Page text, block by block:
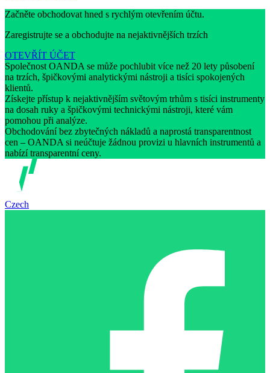
Začněte obchodovat hned s rychlým otevřením účtu.
Zaregistrujte se a obchodujte na nejaktivnějších trzích
OTEVŘÍT ÚČET
Společnost OANDA se může pochlubit více než 20 lety působení
na trzích, špičkovými analytickými nástroji a tisíci spokojených
klientů.
Získejte přístup k nejaktivnějším světovým trhům s tisíci instrumenty
na dosah ruky a špičkovými technickými nástroji, které vám
pomohou při analýze.
Obchodování bez zbytečných nákladů a naprostá transparentnost
cen – OANDA si neúčtuje žádnou provizi u hlavních instrumentů a
nabízí transparentní ceny.
Czech